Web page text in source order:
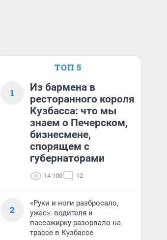
ТОП 5
1
Из бармена в
ресторанного короля
Кузбасса: что мы
знаем о Печерском,
бизнесмене,
спорящем с
губернаторами
14 100 12
2
«Руки и ноги разбросало,
ужас»: водителя и
пассажирку разорвало на
трассе в Кузбассе